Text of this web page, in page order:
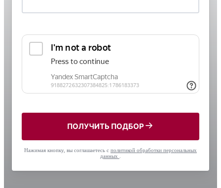
ПОЛУЧИТЬ ПОДБОР
Нажимая кнопку, вы соглашаетесь с политикой обработки персональных
данных